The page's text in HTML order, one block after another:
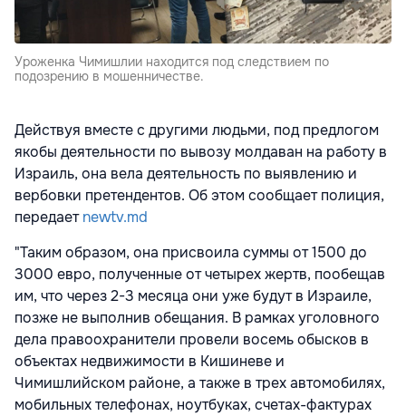
Уроженка Чимишлии находится под следствием по
подозрению в мошенничестве.
Действуя вместе с другими людьми, под предлогом
якобы деятельности по вывозу молдаван на работу в
Израиль, она вела деятельность по выявлению и
вербовки претендентов. Об этом сообщает полиция,
передаетnewtv.md
"Таким образом, она присвоила суммы от 1500 до
3000 евро, полученные от четырех жертв, пообещав
им, что через 2-3 месяца они уже будут в Израиле,
позже не выполнив обещания. В рамках уголовного
дела правоохранители провели восемь обысков в
объектах недвижимости в Кишиневе и
Чимишлийском районе, а также в трех автомобилях,
мобильных телефонах, ноутбуках, счетах-фактурах